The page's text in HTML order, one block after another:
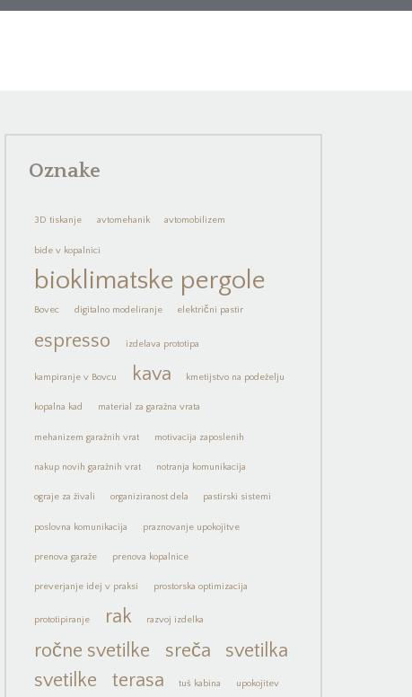
Oznake
3D tiskanje avtomehanik avtomobilizem
bide v kopalnici
bioklimatske pergole
Bovec digitalno modeliranje električni pastir
espresso izdelava prototipa
kampiranje v Bovcu kava kmetijstvo na podeželju
kopalna kad material za garažna vrata
mehanizem garažnih vrat motivacija zaposlenih
nakup novih garažnih vrat notranja komunikacija
ograje za živali organiziranost dela pastirski sistemi
poslovna komunikacija praznovanje upokojitve
prenova garaže prenova kopalnice
preverjanje idej v praksi prostorska optimizacija
prototipiranje rak razvoj izdelka
ročne svetilke sreča
svetilka
svetilke
terasa tuš kabina upokojitev